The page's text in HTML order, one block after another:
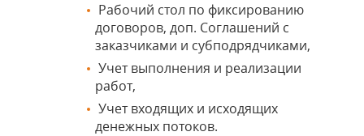
Рабочий стол по фиксированию
договоров, доп. Соглашений с
заказчиками и субподрядчиками,
Учет выполнения и реализации
работ,
Учет входящих и исходящих
денежных потоков.